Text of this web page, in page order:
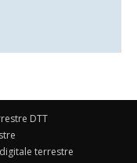
DTT
terrestre